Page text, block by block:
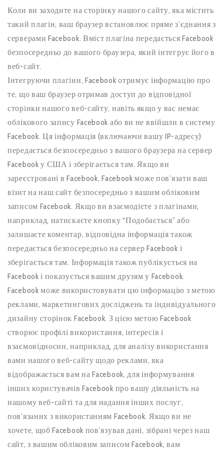
Коли ви заходите на сторінку нашого сайту, яка містить
такий плагін, ваш браузер встановлює пряме з’єднання з
серверами Facebook. Вміст плагіна передається Facebook
безпосередньо до вашого браузера, який інтегрує його в
веб-сайт.
Інтегруючи плагіни, Facebook отримує інформацію про
те, що ваш браузер отримав доступ до відповідної
сторінки нашого веб-сайту, навіть якщо у вас немає
облікового запису Facebook або ви не ввійшли в систему
Facebook. Ця інформація (включаючи вашу IP-адресу)
передається безпосередньо з вашого браузера на сервер
Facebook у США і зберігається там. Якщо ви
зареєстровані в Facebook, Facebook може пов’язати ваш
візит на наш сайт безпосередньо з вашим обліковим
записом Facebook. Якщо ви взаємодієте з плагінами,
наприклад, натискаєте кнопку “Подобається” або
залишаєте коментар, відповідна інформація також
передається безпосередньо на сервер Facebook і
зберігається там. Інформація також публікується на
Facebook і показується вашим друзям у Facebook.
Facebook може використовувати цю інформацію з метою
реклами, маркетингових досліджень та індивідуального
дизайну сторінок Facebook. З цією метою Facebook
створює профілі використання, інтересів і
взаємовідносин, наприклад, для аналізу використання
вами нашого веб-сайту щодо реклами, яка
відображається вам на Facebook, для інформування
інших користувачів Facebook про вашу діяльність на
нашому веб-сайті та для надання інших послуг,
пов’язаних з використанням Facebook. Якщо ви не
хочете, щоб Facebook пов’язував дані, зібрані через наш
сайт, з вашим обліковим записом Facebook, вам